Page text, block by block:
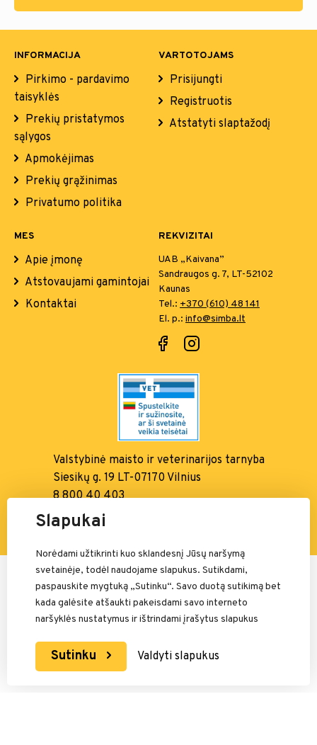
INFORMACIJA
Pirkimo - pardavimo
taisyklės
Prekių pristatymos
sąlygos
Apmokėjimas
Prekių grąžinimas
Privatumo politika
VARTOTOJAMS
Prisijungti
Registruotis
Atstatyti slaptažodį
MES
Apie įmonę
Atstovaujami gamintojai
Kontaktai
REKVIZITAI
UAB „Kaivana”
Sandraugos g. 7, LT-52102
Kaunas
Tel.: +370 (610) 48 141
El. p.: info@simba.lt
Valstybinė maisto ir veterinarijos tarnyba
Siesikų g. 19 LT-07170 Vilnius
8 800 40 403
info@vmvt.lt, www.vmvt.lt
Mokėjimais rūpinasi:
Slapukai
Norėdami užtikrinti kuo sklandesnį Jūsų naršymą
svetainėje, todėl naudojame slapukus. Sutikdami,
paspauskite mygtuką „Sutinku“. Savo duotą sutikimą bet
kada galėsite atšaukti pakeisdami savo interneto
naršyklės nustatymus ir ištrindami įrašytus slapukus
Sutinku Valdyti slapukus